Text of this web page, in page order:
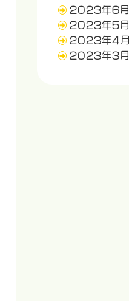
2023年6月
2023年5月
2023年4月
2023年3月